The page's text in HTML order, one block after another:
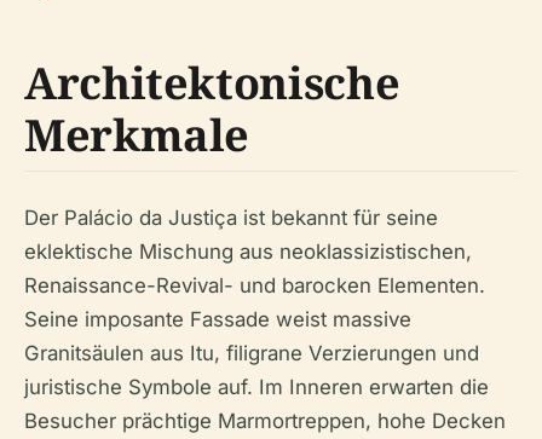
Architektonische
Merkmale
Der Palácio da Justiça ist bekannt für seine
eklektische Mischung aus neoklassizistischen,
Renaissance-Revival- und barocken Elementen.
Seine imposante Fassade weist massive
Granitsäulen aus Itu, filigrane Verzierungen und
juristische Symbole auf. Im Inneren erwarten die
Besucher prächtige Marmortreppen, hohe Decken